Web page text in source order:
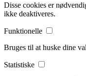
Disse cookies er
ikke deaktiveres.
Funktionelle
Bruges til at huske dine
Statistiske